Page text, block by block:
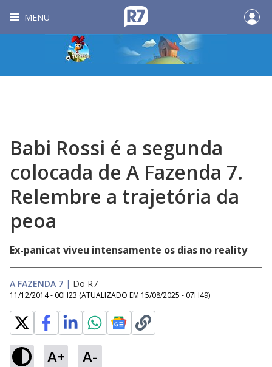
MENU
Babi Rossi é a segunda
colocada de A Fazenda 7.
Relembre a trajetória da
peoa
Ex-panicat viveu intensamente os dias no reality
A FAZENDA 7 | Do R7
11/12/2014 - 00H23 (ATUALIZADO EM 15/08/2025 - 07H49)
A+ A-